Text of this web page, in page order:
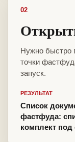
02
Нужно быстро
точки
запуск.
РЕЗУЛЬТАТ
Список
фастфуда:
комплект